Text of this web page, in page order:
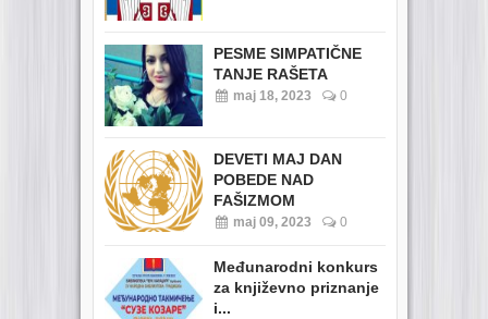
PESME SIMPATIČNE
TANJE RAŠETA
maj 18, 2023 0
DEVETI MAJ DAN
POBEDE NAD
FAŠIZMOM
maj 09, 2023 0
Međunarodni konkurs
za književno priznanje
i...